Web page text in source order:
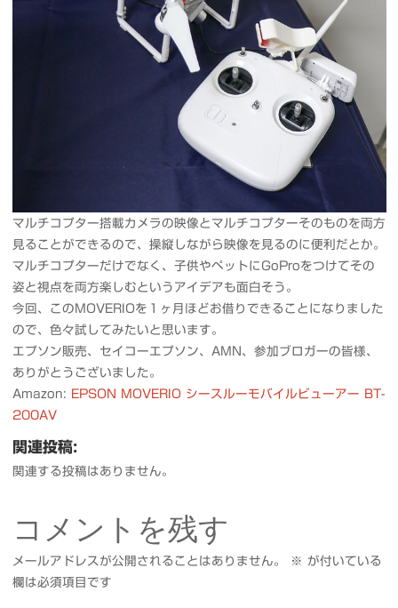
マルチコプター搭載カメラの映像とマルチコプターそのものを両方
見ることができるので、操縦しながら映像を見るのに便利だとか。
マルチコプターだけでなく、子供やペットにGoProをつけてその
姿と視点を両方楽しむというアイデアも面白そう。
今回、このMOVERIOを１ヶ月ほどお借りできることになりました
ので、色々試してみたいと思います。
エプソン販売、セイコーエプソン、AMN、参加ブロガーの皆様、
ありがとうございました。
Amazon: EPSON MOVERIO シースルーモバイルビューアー BT-
200AV
関連投稿:
関連する投稿はありません。
コメントを残す
メールアドレスが公開されることはありません。 ※ が付いている
欄は必須項目です